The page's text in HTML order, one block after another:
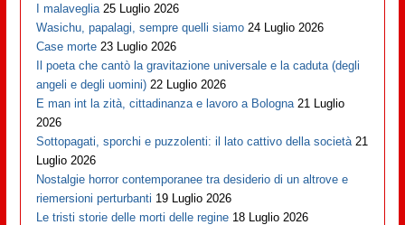
I malaveglia 25 Luglio 2026
Wasichu, papalagi, sempre quelli siamo 24 Luglio 2026
Case morte 23 Luglio 2026
Il poeta che cantò la gravitazione universale e la caduta (degli
angeli e degli uomini) 22 Luglio 2026
E man int la zità, cittadinanza e lavoro a Bologna 21 Luglio
2026
Sottopagati, sporchi e puzzolenti: il lato cattivo della società 21
Luglio 2026
Nostalgie horror contemporanee tra desiderio di un altrove e
riemersioni perturbanti 19 Luglio 2026
Le tristi storie delle morti delle regine 18 Luglio 2026